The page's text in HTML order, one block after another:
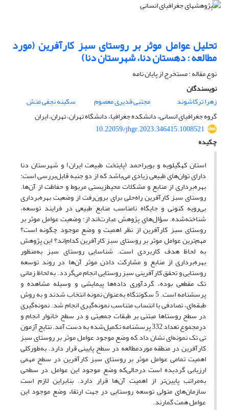
تحلیل عوامل موثر بر روستای سبز کارآفرین (مورد
مطالعه : دهستان دنا، شهرستان دنا)
نوع مقاله : مستخرج از پایان نامه
نویسندگان
زهرا ترکاشوند
مجتبی قدیری معصوم
سکینه نجفی منش
گروه جغرافیای انسانی، دانشکده جغرافیا، دانشگاه تهران، تهران، ایران
10.22059/jhgr.2023.346415.1008521
چکیده
استان کهگیلویه و بویراحمد (پایتخت طبیعت ایران) و شهرستان دنا
دارای توان‌های طبیعی زیادی می‌باشد که از دو جنبه قابل‌بررسی است:
بهره‌برداری از منابع و مشکلات محیط‌زیستی مربوط و حفاظت از آن‌ها.
روستای سبز کارآفرین راه‌حلی برای برون‌رفت از وضعیت بهره‌برداری
بی‌رویه کنونی و جایگاه نامناسب منابع طبیعی در فرایند توسعه،
شناخته‌شده. سؤال‌های پژوهش عبارت‌اند از: وضعیت عوامل موثر بر
روستای سبز کارآفرین از نظر اهمیت و وضع موجود چگونه است؟
مهم‌ترین عوامل موثر بر روستای سبز کارآفرین کدام‌اند؟ این پژوهش
به لحاظ هدف کاربردی است. شناسایی روستای سبز به‌منظور
بهره‌برداری از منابع و مشارکت دادن موثر آن‌ها در روند توسعه
روستایی و تحقق کارآفرینی سبز روستایی انجام می‌گردد. به لحاظ زمانی
تک مقطعی بوده، گردآوری داده‌ها پیمایشی و وسیله مشاهده و
پرسشنامه است. 5 سکونتگاه به‌عنوان نمونه انتخاب شدند و به روش
طبقه‌ای، تصادفی با انتساب متناسب نمونه‌گیری انجام شد. نمونه‌گیری
در سطح روستاها مبتنی بر طبقات جمعیتی و در سطح خانوار انجام و
درمجموع تعداد 332 پرسشنامه تکمیل‌شده به دست آمد. نتایج آزمون
تی تک نمونه‌ای نشان داد که وضع موجود عوامل موثر بر روستای سبز
کارآفرین در منطقه موردمطالعه در سطح پایینی قرار دارد. به‌طورکلی
اهمیت تمامی عوامل موثر بر روستای سبز کارآفرین در سطح مهمی
ارزیابی گردیده است درحالی‌که وضع موجود این عوامل در سطحی
به‌مراتب پایین‌تر از اهمیت آن‌ها قرار دارد. بنابراین لازم است
سازمان‌های متولی توسعه روستایی در جهت ارتقاء وضع موجود این
عوامل همت گمارند.